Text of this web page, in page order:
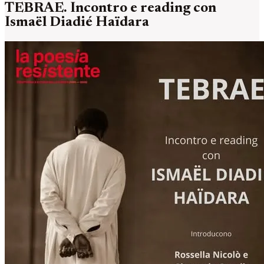
TEBRAE. Incontro e reading con
Ismaël Diadié Haïdara